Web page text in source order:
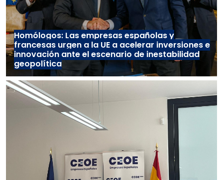
Homólogos: Las empresas españolas y
francesas urgen a la UE a acelerar inversiones e
innovación ante el escenario de inestabilidad
geopolítica